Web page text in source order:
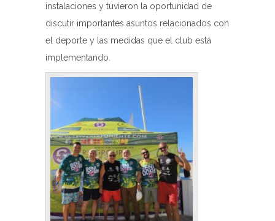
instalaciones y tuvieron la oportunidad de
discutir importantes asuntos relacionados con
el deporte y las medidas que el club está
implementando.